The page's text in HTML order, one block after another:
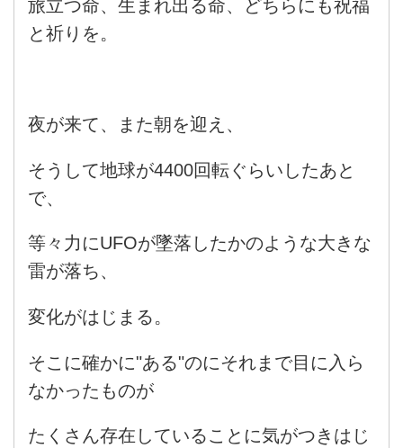
旅立つ命、生まれ出る命、どちらにも祝福
と祈りを。
夜が来て、また朝を迎え、
そうして地球が4400回転ぐらいしたあと
で、
等々力にUFOが墜落したかのような大きな
雷が落ち、
変化がはじまる。
そこに確かに"ある"のにそれまで目に入ら
なかったものが
たくさん存在していることに気がつきはじ